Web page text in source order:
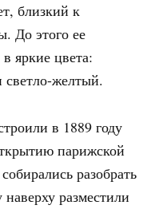
близкий к
До этого ее
яркие цвета:
желтый.
в 1889 году
парижской
разобрать
разместили